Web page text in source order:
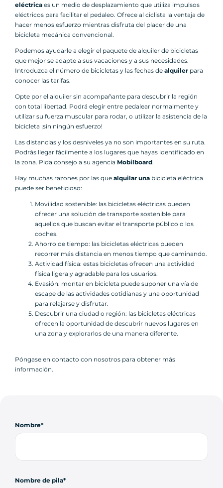
eléctrica es un medio de desplazamiento que utiliza impulsos
eléctricos para facilitar el pedaleo. Ofrece al ciclista la ventaja de
hacer menos esfuerzo mientras disfruta del placer de una
bicicleta mecánica convencional.
Podemos ayudarle a elegir el paquete de alquiler de bicicletas
que mejor se adapte a sus vacaciones y a sus necesidades.
Introduzca el número de bicicletas y las fechas de alquiler para
conocer las tarifas.
Opte por el alquiler sin acompañante para descubrir la región
con total libertad. Podrá elegir entre pedalear normalmente y
utilizar su fuerza muscular para rodar, o utilizar la asistencia de la
bicicleta ¡sin ningún esfuerzo!
Las distancias y los desniveles ya no son importantes en su ruta.
Podrás llegar fácilmente a los lugares que hayas identificado en
la zona. Pida consejo a su agencia Mobilboard.
Hay muchas razones por las que alquilar una bicicleta eléctrica
puede ser beneficioso:
Movilidad sostenible: las bicicletas eléctricas pueden
ofrecer una solución de transporte sostenible para
aquellos que buscan evitar el transporte público o los
coches.
Ahorro de tiempo: las bicicletas eléctricas pueden
recorrer más distancia en menos tiempo que caminando.
Actividad física: estas bicicletas ofrecen una actividad
física ligera y agradable para los usuarios.
Evasión: montar en bicicleta puede suponer una vía de
escape de las actividades cotidianas y una oportunidad
para relajarse y disfrutar.
Descubrir una ciudad o región: las bicicletas eléctricas
ofrecen la oportunidad de descubrir nuevos lugares en
una zona y explorarlos de una manera diferente.
Póngase en contacto con nosotros para obtener más
información.
Nombre
Nombre de pila